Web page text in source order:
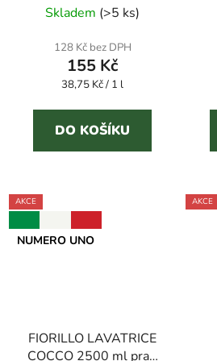
hodnocení
produktu
je
3,6
z
5
hvězdiček.
Skladem (>5 ks)
128 Kč bez DPH
155 Kč
Měrná
38,75 Kč / 1 l
DO KOŠÍKU
AKCE
NUMERO UNO
FIORILLO LAVATRICE
COCCO 2500 ml prací
AKCE